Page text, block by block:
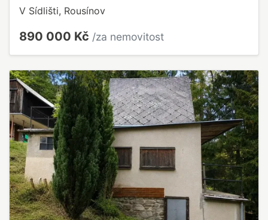
V Sídlišti, Rousínov
890 000 Kč /za nemovitost